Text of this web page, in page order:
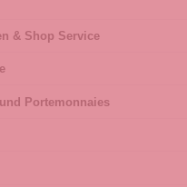
& Shop Service
Portemonnaies